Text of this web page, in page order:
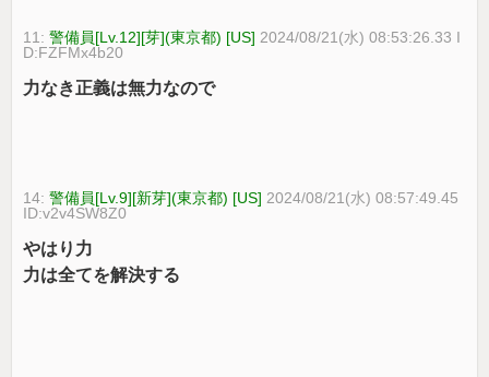
11:警備員[Lv.12][芽](東京都) [US] 2024/08/21(水) 08:53:26.33 I
D:FZFMx4b20
力なき正義は無力なので
14:警備員[Lv.9][新芽](東京都) [US] 2024/08/21(水) 08:57:49.45
ID:v2v4SW8Z0
やはり力
力は全てを解決する